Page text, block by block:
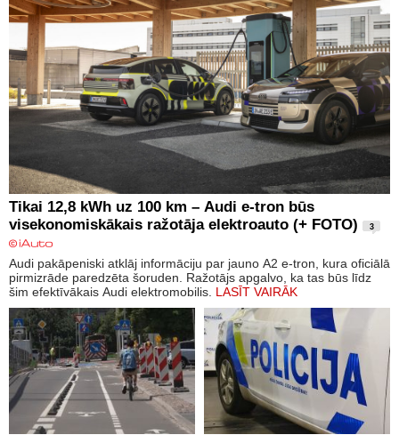
Tikai 12,8 kWh uz 100 km – Audi e-tron būs
visekonomiskākais ražotāja elektroauto (+ FOTO)
3
Audi pakāpeniski atklāj informāciju par jauno A2 e-tron, kura oficiālā
pirmizrāde paredzēta šoruden. Ražotājs apgalvo, ka tas būs līdz
šim efektīvākais Audi elektromobilis. LASĪT VAIRĀK